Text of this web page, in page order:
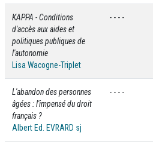
KAPPA - Conditions
d'accès aux aides et
politiques publiques de
l'autonomie
Lisa Wacogne-Triplet
- - - -
L'abandon des personnes
âgées : l'impensé du droit
français ?
Albert Ed. EVRARD sj
- - - -